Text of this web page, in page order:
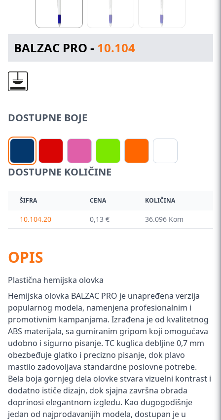
BALZAC PRO - 10.104
DOSTUPNE BOJE
DOSTUPNE KOLIČINE
ŠIFRA CENA KOLIČINA
10.104.20 0,13 € 36.096 Kom
OPIS
Plastična hemijska olovka
Hemijska olovka BALZAC PRO je unapređena verzija
popularnog modela, namenjena profesionalnim i
promotivnim kampanjama. Izrađena je od kvalitetnog
ABS materijala, sa gumiranim gripom koji omogućava
udobno i sigurno pisanje. TC kuglica debljine 0,7 mm
obezbeđuje glatko i precizno pisanje, dok plavo
mastilo zadovoljava standardne poslovne potrebe.
Bela boja gornjeg dela olovke stvara vizuelni kontrast i
dodatno ističe dizajn, dok sjajna završna obrada
doprinosi elegantnom izgledu. Kao dugogodišnje
jedan od najprodavanijih modela, dostupan je u